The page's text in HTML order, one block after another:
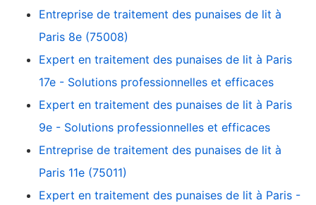
Entreprise de traitement des punaises de lit à
Paris 8e (75008)
Expert en traitement des punaises de lit à Paris
17e - Solutions professionnelles et efficaces
Expert en traitement des punaises de lit à Paris
9e - Solutions professionnelles et efficaces
Entreprise de traitement des punaises de lit à
Paris 11e (75011)
Expert en traitement des punaises de lit à Paris -